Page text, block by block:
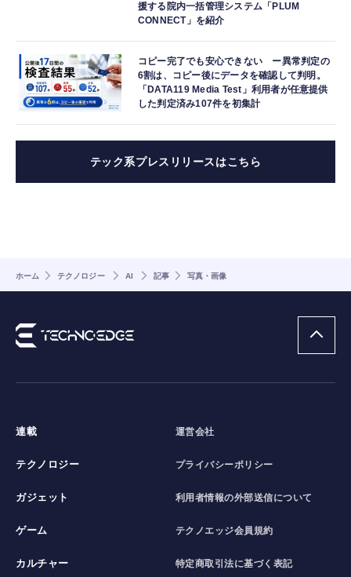
援する院内一括管理システム「PLUM
CONNECT」を紹介
コピー完了でも安心できない ー異常判定の
6割は、コピー後にデータを確認して判明。
「DATA119 Media Test」利用者が任意提供
した判定済み107件を初集計
テック系プレスリリースはこちら
ホーム テクノロジー AI 記事 写真・画像
連載
テクノロジー
ガジェット
ゲーム
カルチャー
運営会社
プライバシーポリシー
利用者情報の外部送信について
テクノエッジ会員規約
特定商取引法に基づく表記